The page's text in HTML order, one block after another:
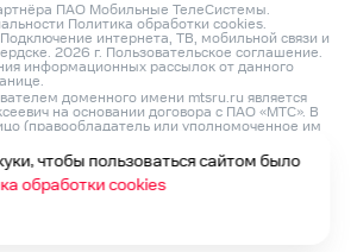
ПАО Мобильные ТелеСистемы.
Политика обработки cookies.
интернета, ТВ, мобильной связи и
2026 г. Пользовательское соглашение.
информационных рассылок от данного
.
доменного имени mtsru.ru является
на основании договора с ПАО «МТС». В
(правообладатель или уполномоченное им
на объект интеллектуальной
он может направить претензию
Глеб Алексеевич, ОГРНИП: 312760420200042,
Адрес 150046, Россия, Ярославль г,
54 и по e‑mail:
чтобы пользоваться сайтом было
обработки cookies